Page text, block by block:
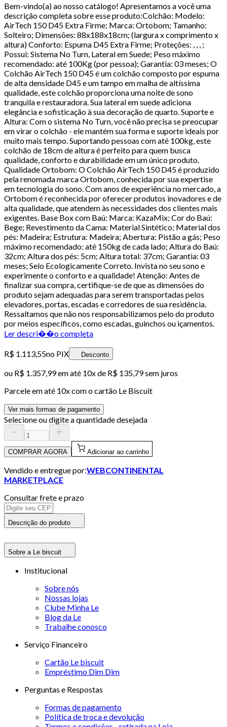
Bem-vindo(a) ao nosso catálogo! Apresentamos a você uma
descrição completa sobre esse produto:Colchão: Modelo:
AirTech 150 D45 Extra Firme; Marca: Ortobom; Tamanho:
Solteiro; Dimensões: 88x188x18cm; (largura x comprimento x
altura) Conforto: Espuma D45 Extra Firme; Proteções: , , , ;
Possui: Sistema No Turn, Lateral em Suede; Peso máximo
recomendado: até 100Kg (por pessoa); Garantia: 03 meses; O
Colchão AirTech 150 D45 é um colchão composto por espuma
de alta densidade D45 e um tampo em malha de altíssima
qualidade, este colchão proporciona uma noite de sono
tranquila e restauradora. Sua lateral em suede adiciona
elegância e sofisticação à sua decoração de quarto. Suporte e
Altura: Com o sistema No Turn, você não precisa se preocupar
em virar o colchão - ele mantém sua forma e suporte ideais por
muito mais tempo. Suportando pessoas com até 100kg, este
colchão de 18cm de altura é perfeito para quem busca
qualidade, conforto e durabilidade em um único produto.
Qualidade Ortobom: O Colchão AirTech 150 D45 é produzido
pela renomada marca Ortobom, conhecida por sua expertise
em tecnologia do sono. Com anos de experiência no mercado, a
Ortobom é reconhecida por oferecer produtos inovadores e de
alta qualidade, que atendem às necessidades dos clientes mais
exigentes. Base Box com Baú: Marca: KazaMix; Cor do Baú:
Bege; Revestimento da Cama: Material Sintético; Material dos
pés: Madeira; Estrutura: Madeira; Abertura: Pistão a gás; Peso
máximo recomendado: até 150kg de cada lado; Altura do Baú:
32cm; Altura dos pés: 5cm; Altura total: 37cm; Garantia: 03
meses; Selo Ecologicamente Correto. Invista no seu sono e
experimente o conforto e a qualidade! Atenção: Antes de
finalizar sua compra, certifique-se de que as dimensões do
produto sejam adequadas para serem transportadas pelos
elevadores, portas, escadas e corredores de sua residência.
Ressaltamos que não nos responsabilizamos pelo do produto
por meios específicos, como escadas, guinchos ou içamentos.
Ler descri��o completa
R$ 1.113,55no PIX Desconto
ou R$ 1.357,99em até 10x de R$ 135,79 sem juros
Parcele em até 10x com o cartão Le Biscuit
Ver mais formas de pagamento
Selecione ou digite a quantidade desejada
COMPRAR AGORA Adicionar ao carrinho
Vendido e entregue por:WEBCONTINENTAL
MARKETPLACE
Consultar frete e prazo
Descrição do produto
Sobre a Le biscuit
Institucional
Sobre nós
Nossas lojas
Clube Minha Le
Blog da Le
Trabalhe conosco
Serviço Financeiro
Cartão Le biscuit
Empréstimo Dim Dim
Perguntas e Respostas
Formas de pagamento
Política de troca e devolução